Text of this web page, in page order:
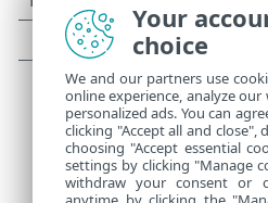
Your
choice
We and our partners use
online experience, analyze
personalized ads. You can
clicking "Accept all and close",
choosing "Accept essential
settings by clicking "Manage
withdraw your consent or